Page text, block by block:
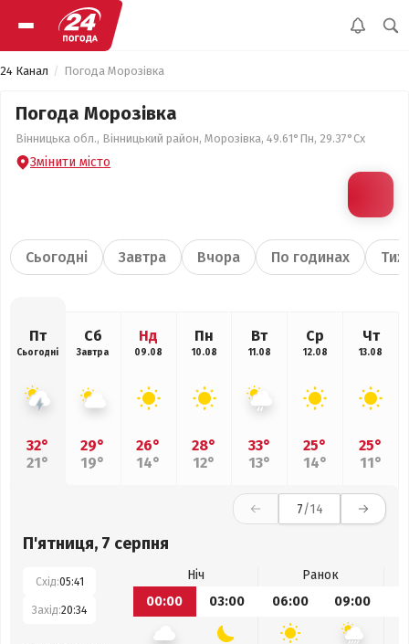
24 Канал Погода Морозівка
Погода Морозівка
Вінницька обл., Вінницький район, Морозівка, 49.61°Пн, 29.37°Сх
Змінити місто
Сьогодні Завтра Вчора По годинах
Пт
Сьогодні
32°
21°
Сб
Завтра
29°
19°
Нд
09.08
26°
14°
Пн
10.08
28°
12°
Вт
11.08
33°
13°
Ср
12.08
25°
14°
Чт
13.08
25°
11°
7/14
П'ятниця, 7 серпня
Схід:05:41
Захід:20:34
Ніч
Ранок
00:00
03:00 06:00 09:00